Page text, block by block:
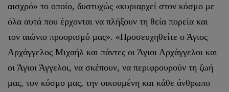
αισχρό» το οποίο, δυστυχώς «κυριαρχεί στον κόσμο με
όλα αυτά που έρχονται να πλήξουν τη θεία πορεία και
τον αιώνιο προορισμό μας». «Προσευχηθείτε ο Άγιος
Αρχάγγελος Μιχαήλ και πάντες οι Άγιοι Αρχάγγελοι και
οι Άγιοι Άγγελοι, να σκέπουν, να περιφρουρούν τη ζωή
μας, τον κόσμο μας, την οικουμένη και κάθε άνθρωπο